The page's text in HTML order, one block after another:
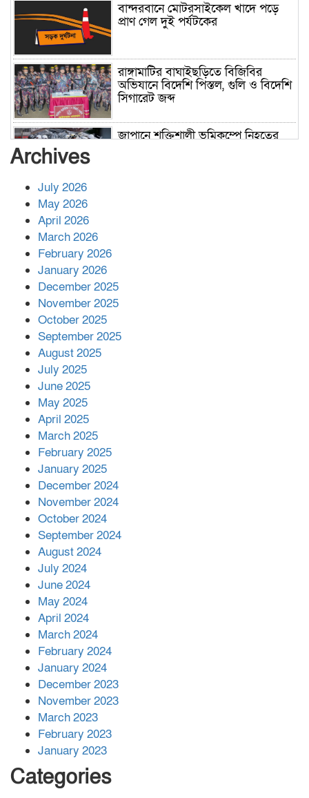
বান্দরবানে মোটরসাইকেল খাদে পড়ে
প্রাণ গেল দুই পর্যটকের
রাঙ্গামাটির বাঘাইছড়িতে বিজিবির
অভিযানে বিদেশি পিস্তল, গুলি ও বিদেশি
সিগারেট জব্দ
জাপানে শক্তিশালী ভূমিকম্পে নিহতের
পর ফোন তারেক রহমানের,গ্যাস সঙ্কট
সহায়তা দিলেন সাচিং প্রু জেরী
Archives
July 2026
May 2026
April 2026
March 2026
February 2026
January 2026
December 2025
November 2025
October 2025
September 2025
August 2025
July 2025
June 2025
May 2025
April 2025
March 2025
February 2025
January 2025
December 2024
November 2024
October 2024
September 2024
August 2024
July 2024
June 2024
May 2024
April 2024
March 2024
February 2024
January 2024
December 2023
November 2023
March 2023
February 2023
January 2023
Categories